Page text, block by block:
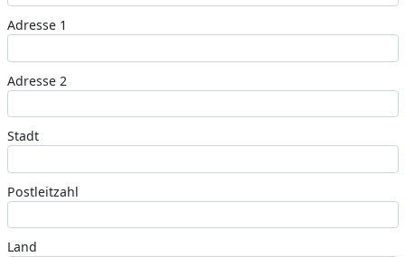
Adresse 1
Adresse 2
Stadt
Postleitzahl
Land